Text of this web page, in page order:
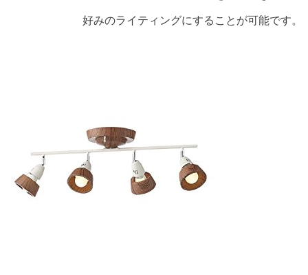
好みのライティングにすることが可能です。